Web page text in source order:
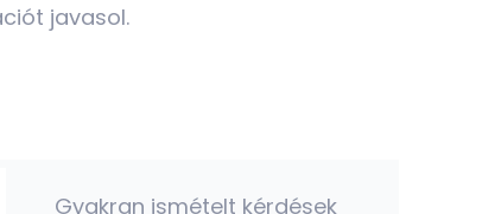
javasol.
Gyakran ismételt kérdések